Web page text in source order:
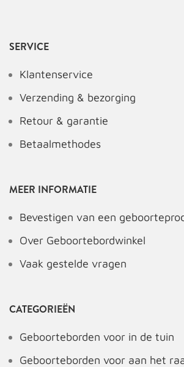
SERVICE
Klantenservice
Verzending & bezorging
Retour & garantie
Betaalmethodes
MEER INFORMATIE
Bevestigen van een
Over Geboortebordwinkel
Vaak gestelde vragen
CATEGORIEËN
Geboorteborden voor in de tuin
Geboorteborden voor aan het